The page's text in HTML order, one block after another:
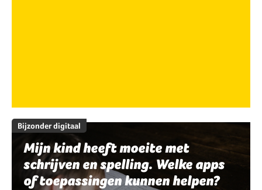
Bijzonder digitaal
Mijn kind heeft moeite met
schrijven en spelling. Welke apps
of toepassingen kunnen helpen?